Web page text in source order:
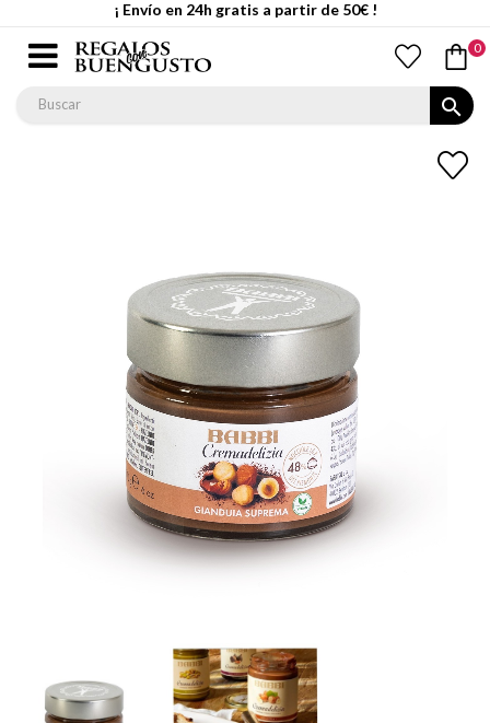
¡ Envío en 24h gratis a partir de 50€ !
0
search